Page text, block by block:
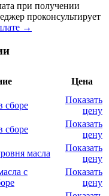
при получении
проконсультирует
→
Цена
сборе
Показать
цену
сборе
Показать
цену
масла
Показать
цену
с
Показать
цену